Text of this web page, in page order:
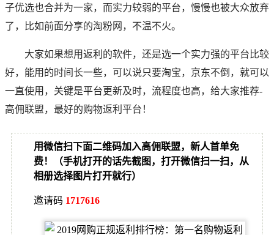
子优选也合并为一家，而实力较弱的平台，慢慢也被大众放弃
了，比如前面分享的淘粉网，不温不火。
大家如果想用返利的软件，还是选一个实力强的平台比较
好，能用的时间长一些，可以说只要淘宝，京东不倒，就可以
一直使用，关键是平台更新及时，流程度也高，给大家推荐-
高佣联盟，最好的购物返利平台！
用微信扫下面二维码加入高佣联盟，新人首单免
费！（手机打开的话先截图，打开微信扫一扫，从
相册选择图片打开就行）
邀请码 1717616